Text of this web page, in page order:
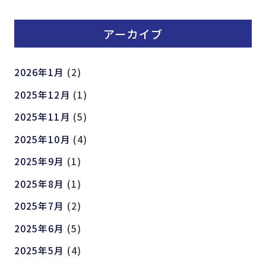
アーカイブ
2026年1月 (2)
2025年12月 (1)
2025年11月 (5)
2025年10月 (4)
2025年9月 (1)
2025年8月 (1)
2025年7月 (2)
2025年6月 (5)
2025年5月 (4)